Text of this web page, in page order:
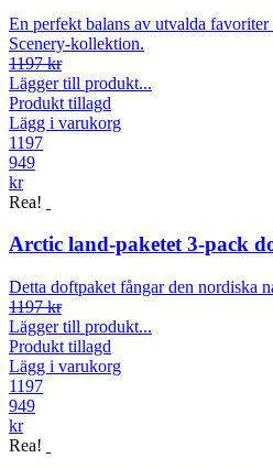
En perfekt balans av utvalda
Scenery-kollektion.
1197 kr
Lägger till produkt...
Produkt tillagd
Lägg i varukorg
1197
949
kr
Rea!
Arctic land-paketet 3-pack
Detta doftpaket fångar den nordiska
1197 kr
Lägger till produkt...
Produkt tillagd
Lägg i varukorg
1197
949
kr
Rea!